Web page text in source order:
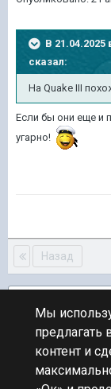
В 21.04.2025
сказал:
На Quake III
Если бы они еще и
угарно!
Назад
ПЕРЕЙТИ К
Новости
Мы
контент и